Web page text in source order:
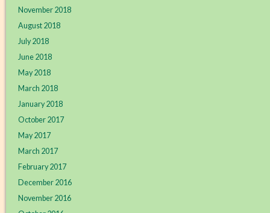
November 2018
August 2018
July 2018
June 2018
May 2018
March 2018
January 2018
October 2017
May 2017
March 2017
February 2017
December 2016
November 2016